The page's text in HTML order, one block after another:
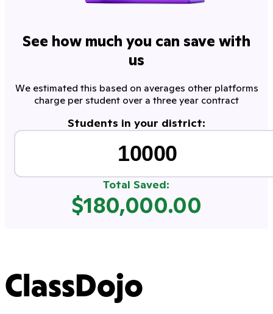
See how much you can save with
us
We estimated this based on averages other platforms
charge per student over a three year contract
Students in your district:
Total Saved:
$180,000.00
ClassDojo